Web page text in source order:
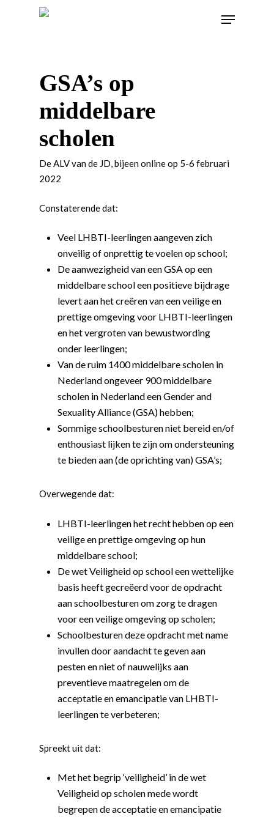
GSA’s op
middelbare
scholen
De ALV van de JD, bijeen online op 5-6 februari
2022
Constaterende dat:
Veel LHBTI-leerlingen aangeven zich
onveilig of onprettig te voelen op school;
De aanwezigheid van een GSA op een
middelbare school een positieve bijdrage
levert aan het creëren van een veilige en
prettige omgeving voor LHBTI-leerlingen
en het vergroten van bewustwording
onder leerlingen;
Van de ruim 1400 middelbare scholen in
Nederland ongeveer 900 middelbare
scholen in Nederland een Gender and
Sexuality Alliance (GSA) hebben;
Sommige schoolbesturen niet bereid en/of
enthousiast lijken te zijn om ondersteuning
te bieden aan (de oprichting van) GSA’s;
Overwegende dat:
LHBTI-leerlingen het recht hebben op een
veilige en prettige omgeving op hun
middelbare school;
De wet Veiligheid op school een wettelijke
basis heeft gecreëerd voor de opdracht
aan schoolbesturen om zorg te dragen
voor een veilige omgeving op scholen;
Schoolbesturen deze opdracht met name
invullen door aandacht te geven aan
pesten en niet of nauwelijks aan
preventieve maatregelen om de
acceptatie en emancipatie van LHBTI-
leerlingen te verbeteren;
Spreekt uit dat:
Met het begrip ‘veiligheid’ in de wet
Veiligheid op scholen mede wordt
begrepen de acceptatie en emancipatie
Word actief